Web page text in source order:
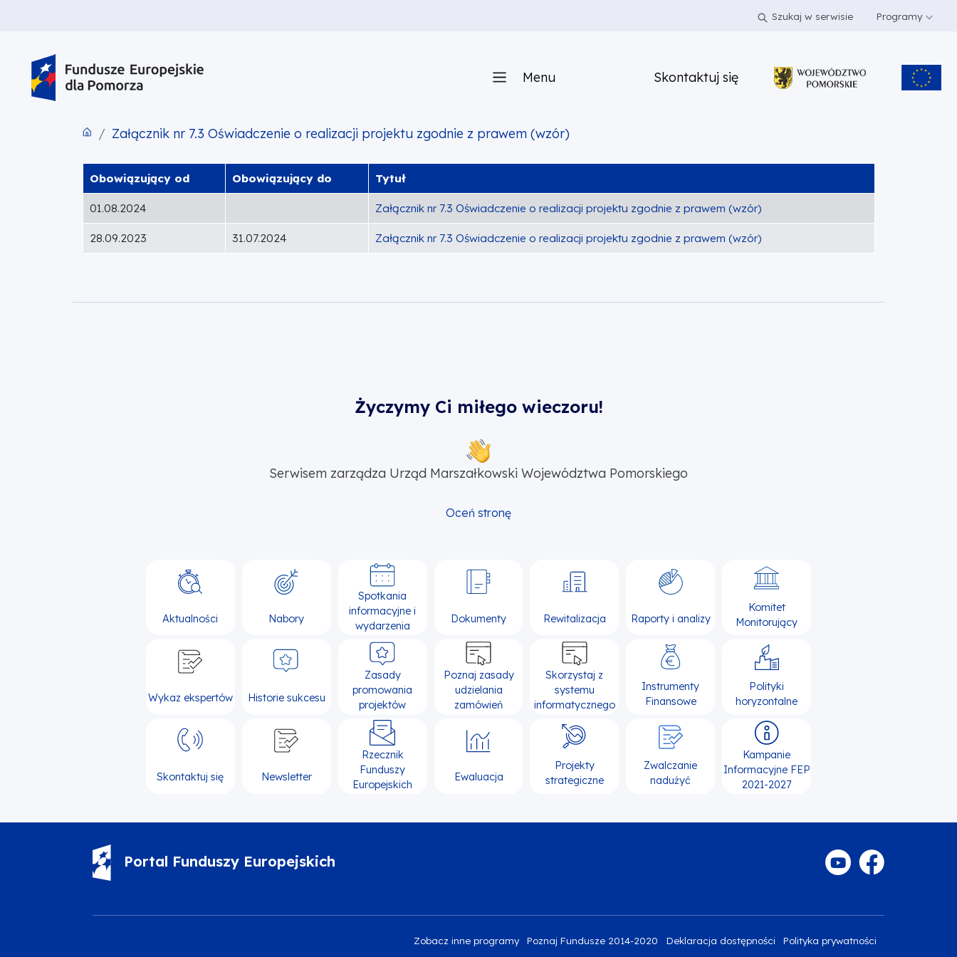
Szukaj w serwisie Programy
Menu Skontaktuj się
Załącznik nr 7.3 Oświadczenie o realizacji projektu zgodnie z prawem (wzór)
Obowiązujący od Obowiązujący do Tytuł
01.08.2024 Załącznik nr 7.3 Oświadczenie o realizacji projektu zgodnie z prawem (wzór)
28.09.2023 31.07.2024 Załącznik nr 7.3 Oświadczenie o realizacji projektu zgodnie z prawem (wzór)
Życzymy Ci miłego wieczoru!
Serwisem zarządza Urząd Marszałkowski Województwa Pomorskiego
Oceń stronę
Aktualności Nabory
Spotkania
informacyjne i
wydarzenia
Dokumenty Rewitalizacja Raporty i analizy
Komitet
Monitorujący
Wykaz ekspertów Historie sukcesu
Zasady
promowania
projektów
Poznaj zasady
udzielania
zamówień
Skorzystaj z
systemu
informatycznego
Instrumenty
Finansowe
Polityki
horyzontalne
Skontaktuj się Newsletter
Rzecznik
Funduszy
Europejskich
Ewaluacja
Projekty
strategiczne
Zwalczanie
nadużyć
Kampanie
Informacyjne FEP
2021-2027
Portal Funduszy Europejskich
Zobacz inne programy Poznaj Fundusze 2014-2020 Deklaracja dostępności Polityka prywatności